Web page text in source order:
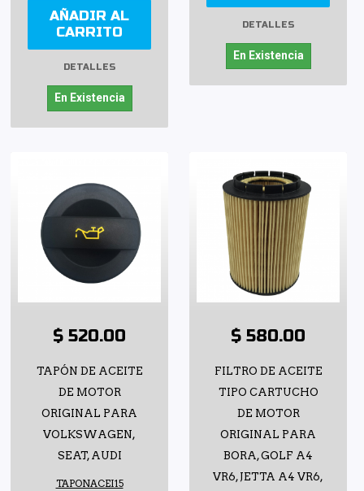
AÑADIR AL
CARRITO
DETALLES
En Existencia
DETALLES
En Existencia
$ 520.00
TAPÓN DE ACEITE
DE MOTOR
ORIGINAL PARA
VOLKSWAGEN,
SEAT, AUDI
TAPONACEI15
$ 580.00
FILTRO DE ACEITE
TIPO CARTUCHO
DE MOTOR
ORIGINAL PARA
BORA, GOLF A4
VR6, JETTA A4 VR6,